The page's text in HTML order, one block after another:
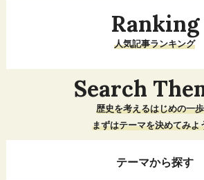
Ranking
人気記事ランキング
Search
歴史を考えるはじめの一
まずはテーマを決めてみよ
テーマから探す